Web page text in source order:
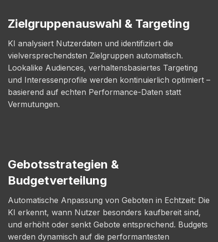
Zielgruppenauswahl & Targeting
KI analysiert Nutzerdaten und identifiziert die
vielversprechendsten Zielgruppen automatisch.
Lookalike Audiences, verhaltensbasiertes Targeting
und Interessenprofile werden kontinuierlich optimiert –
basierend auf echten Performance-Daten statt
Vermutungen.
Gebotsstrategien &
Budgetverteilung
Automatische Anpassung von Geboten in Echtzeit: Die
KI erkennt, wann Nutzer besonders kaufbereit sind,
und erhöht oder senkt Gebote entsprechend. Budgets
werden dynamisch auf die performantesten